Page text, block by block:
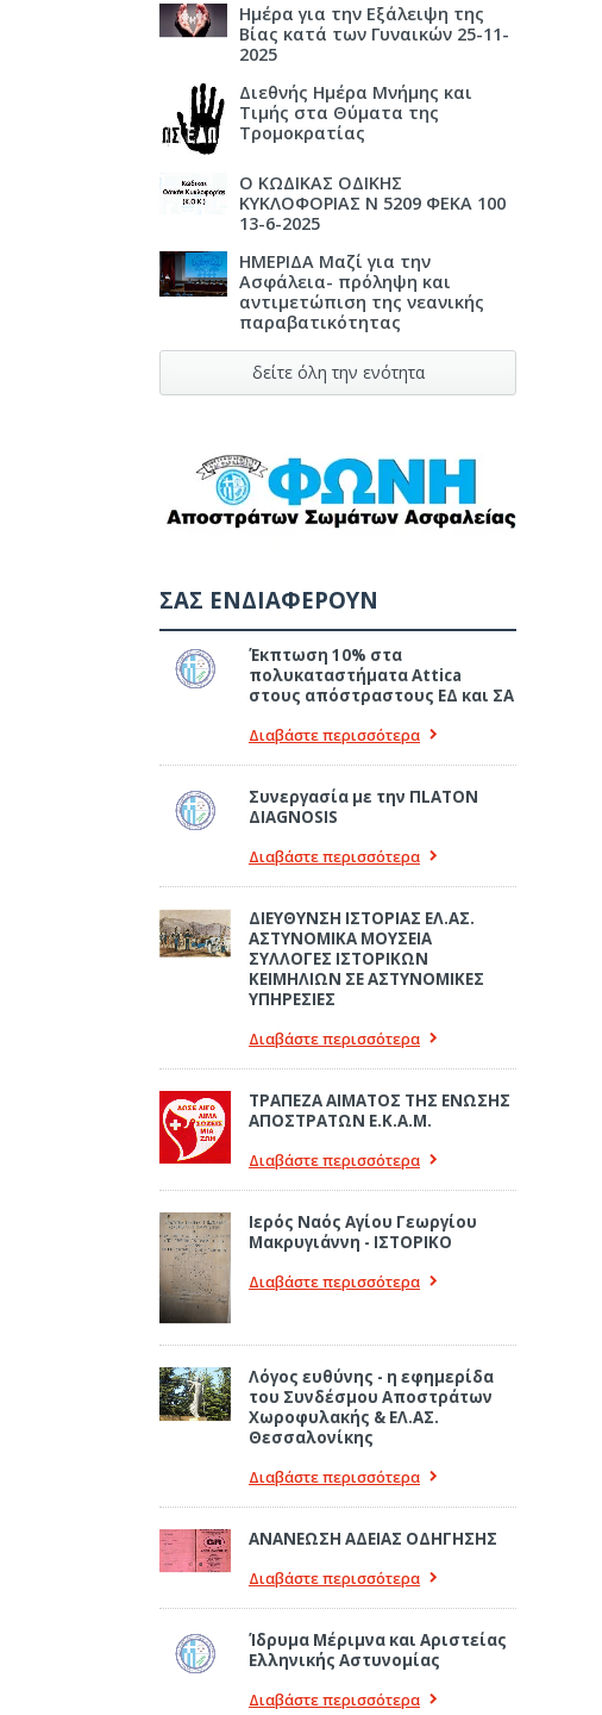
Ημέρα για την Εξάλειψη της
Βίας κατά των Γυναικών 25-11-
2025
Διεθνής Ημέρα Μνήμης και
Τιμής στα Θύματα της
Τρομοκρατίας
Ο ΚΩΔΙΚΑΣ ΟΔΙΚΗΣ
ΚΥΚΛΟΦΟΡΙΑΣ Ν 5209 ΦΕΚΑ 100
13-6-2025
ΗΜΕΡΙΔΑ Μαζί για την
Ασφάλεια- πρόληψη και
αντιμετώπιση της νεανικής
παραβατικότητας
δείτε όλη την ενότητα
ΣΑΣ ΕΝΔΙΑΦΕΡΟΥΝ
Έκπτωση 10% στα
πολυκαταστήματα Attica
στους απόστραστους ΕΔ και ΣΑ
Διαβάστε περισσότερα
Συνεργασία με την ΠLATON
ΔIAGNOSIS
Διαβάστε περισσότερα
ΔΙΕΥΘΥΝΣΗ ΙΣΤΟΡΙΑΣ ΕΛ.ΑΣ.
ΑΣΤΥΝΟΜΙΚΑ ΜΟΥΣΕΙΑ
ΣΥΛΛΟΓΕΣ ΙΣΤΟΡΙΚΩΝ
ΚΕΙΜΗΛΙΩΝ ΣΕ ΑΣΤΥΝΟΜΙΚΕΣ
ΥΠΗΡΕΣΙΕΣ
Διαβάστε περισσότερα
ΤΡΑΠΕΖΑ ΑΙΜΑΤΟΣ ΤΗΣ ΕΝΩΣΗΣ
ΑΠΟΣΤΡΑΤΩΝ Ε.Κ.Α.Μ.
Διαβάστε περισσότερα
Ιερός Ναός Αγίου Γεωργίου
Μακρυγιάννη - ΙΣΤΟΡΙΚΟ
Διαβάστε περισσότερα
Λόγος ευθύνης - η εφημερίδα
του Συνδέσμου Αποστράτων
Χωροφυλακής & ΕΛ.ΑΣ.
Θεσσαλονίκης
Διαβάστε περισσότερα
ΑΝΑΝΕΩΣΗ ΑΔΕΙΑΣ ΟΔΗΓΗΣΗΣ
Διαβάστε περισσότερα
Ίδρυμα Μέριμνα και Αριστείας
Ελληνικής Αστυνομίας
Διαβάστε περισσότερα